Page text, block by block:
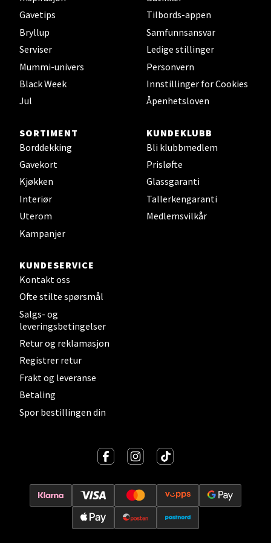
Gavetips
Bryllup
Serviser
Mummi-univers
Black Week
Jul
Tilbords-appen
Samfunnsansvar
Ledige stillinger
Personvern
Innstillinger for Cookies
Åpenhetsloven
SORTIMENT
Borddekking
Gavekort
Kjøkken
Interiør
Uterom
Kampanjer
KUNDEKLUBB
Bli klubbmedlem
Prisløfte
Glassgaranti
Tallerkengaranti
Medlemsvilkår
KUNDESERVICE
Kontakt oss
Ofte stilte spørsmål
Salgs- og
leveringsbetingelser
Retur og reklamasjon
Registrer retur
Frakt og leveranse
Betaling
Spor bestillingen din
Jupiterveien 2, 4340 Bryne
Åpent i dag 10-20
0 i butikk
Stavanger og Sandnes - Thon
Senter Madla
Madlakrossen nr 9, 4042 Stavanger
Åpent i dag 10-20
0 i butikk
Levanger - Magneten
Moafjæra 14, 7606 Levanger
Mandal - Alti Mandal
Skarvøyveien 55, 4517 Mandal
Åpent i dag 10-20